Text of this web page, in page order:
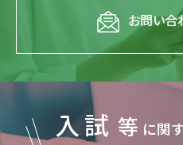
お問い合
入試 等 に関